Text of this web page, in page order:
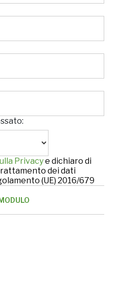
Privacye dichiaro di
dei dati
(UE) 2016/679